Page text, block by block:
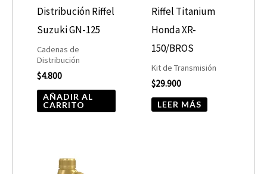
Distribución Riffel
Suzuki GN-125
Cadenas de
Distribución
$4.800
AÑADIR AL
CARRITO
Riffel Titanium
Honda XR-
150/BROS
Kit de Transmisión
$29.900
LEER MÁS